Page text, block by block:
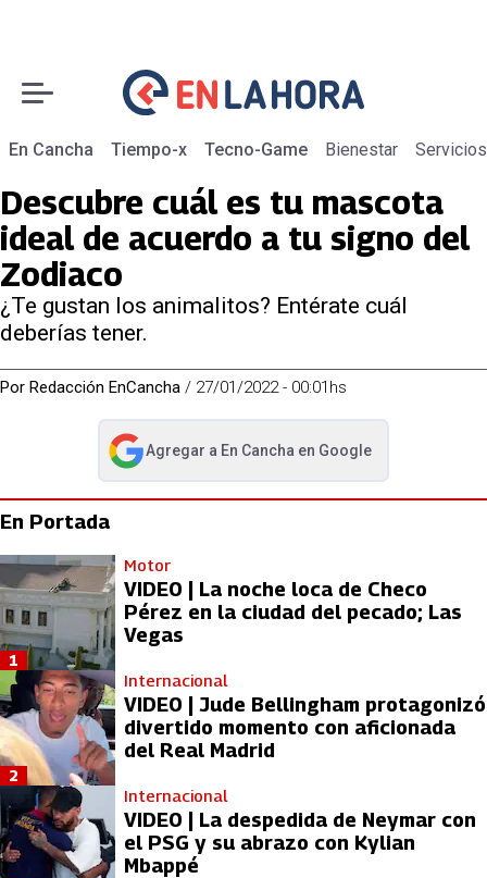
En Cancha Tiempo-x Tecno-Game Bienestar Servicios
Descubre cuál es tu mascota
ideal de acuerdo a tu signo del
Zodiaco
¿Te gustan los animalitos? Entérate cuál
deberías tener.
Por Redacción EnCancha / 27/01/2022 - 00:01hs
Agregar a En Cancha en Google
abre en nueva pestaña
En Portada
Motor
VIDEO | La noche loca de Checo
Pérez en la ciudad del pecado; Las
Vegas
1
Internacional
VIDEO | Jude Bellingham protagonizó
divertido momento con aficionada
del Real Madrid
2
Internacional
VIDEO | La despedida de Neymar con
el PSG y su abrazo con Kylian
Mbappé